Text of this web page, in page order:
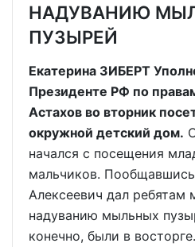
НАДУВАНИЮ
ПУЗЫРЕЙ
Екатерина ЗИБЕРТ
Президенте РФ по
Астахов во вторник
окружной детский дом.
начался с посещения
мальчиков.
Алексеевич дал ребятам
надуванию мыльных
конечно, были в